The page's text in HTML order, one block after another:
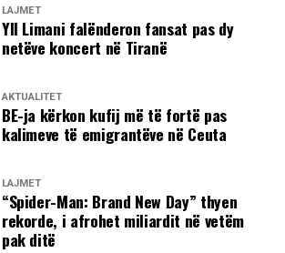
LAJMET
Yll Limani falënderon fansat pas dy
netëve koncert në Tiranë
AKTUALITET
BE-ja kërkon kufij më të fortë pas
kalimeve të emigrantëve në Ceuta
LAJMET
“Spider-Man: Brand New Day” thyen
rekorde, i afrohet miliardit në vetëm
pak ditë